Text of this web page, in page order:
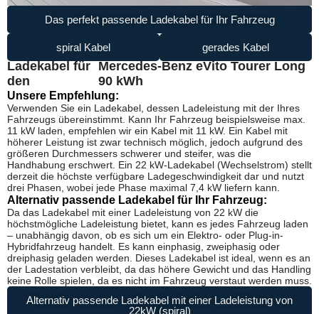
Das perfekt passende Ladekabel für Ihr Fahrzeug
spiral Kabel gerades Kabel
Ladekabel für
den
Mercedes-Benz eVito Tourer Long
90 kWh
Unsere Empfehlung:
Verwenden Sie ein Ladekabel, dessen Ladeleistung mit der Ihres
Fahrzeugs übereinstimmt. Kann Ihr Fahrzeug beispielsweise max.
11 kW laden, empfehlen wir ein Kabel mit 11 kW. Ein Kabel mit
höherer Leistung ist zwar technisch möglich, jedoch aufgrund des
größeren Durchmessers schwerer und steifer, was die
Handhabung erschwert. Ein 22 kW-Ladekabel (Wechselstrom) stellt
derzeit die höchste verfügbare Ladegeschwindigkeit dar und nutzt
drei Phasen, wobei jede Phase maximal 7,4 kW liefern kann.
Alternativ passende Ladekabel für Ihr Fahrzeug:
Da das Ladekabel mit einer Ladeleistung von 22 kW die
höchstmögliche Ladeleistung bietet, kann es jedes Fahrzeug laden
– unabhängig davon, ob es sich um ein Elektro- oder Plug-in-
Hybridfahrzeug handelt. Es kann einphasig, zweiphasig oder
dreiphasig geladen werden. Dieses Ladekabel ist ideal, wenn es an
der Ladestation verbleibt, da das höhere Gewicht und das Handling
keine Rolle spielen, da es nicht im Fahrzeug verstaut werden muss.
Alternativ passende Ladekabel mit einer Ladeleistung von
22kW (spiral)